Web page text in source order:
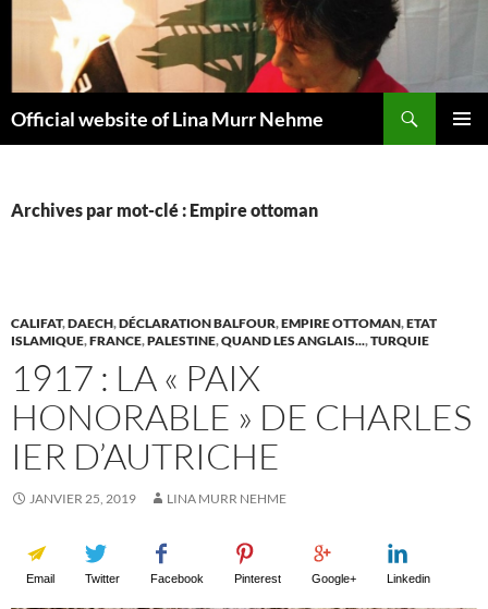
contenu
Official website of Lina Murr Nehme
Archives par mot-clé : Empire ottoman
CALIFAT,DAECH,DÉCLARATION BALFOUR,EMPIRE OTTOMAN,ETAT
ISLAMIQUE,FRANCE,PALESTINE,QUAND LES ANGLAIS...,TURQUIE
1917 : LA « PAIX
HONORABLE » DE CHARLES
IER D’AUTRICHE
JANVIER 25, 2019 LINA MURR NEHME
Email Twitter Facebook Pinterest Google+ Linkedin